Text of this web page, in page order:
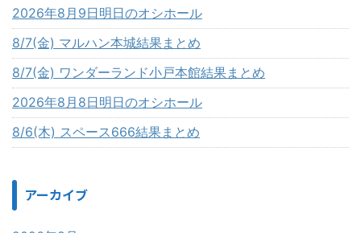
2026年8月9日明日のオシホール
8/7(金) マルハン本城結果まとめ
8/7(金) ワンダーランド小戸本館結果まとめ
2026年8月8日明日のオシホール
8/6(木) スペース666結果まとめ
アーカイブ